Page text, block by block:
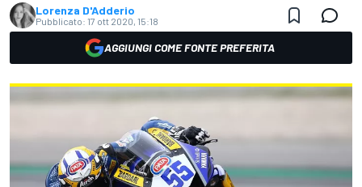
Lorenza D'Adderio
Pubblicato: 17 ott 2020, 15:18
AGGIUNGI COME FONTE PREFERITA